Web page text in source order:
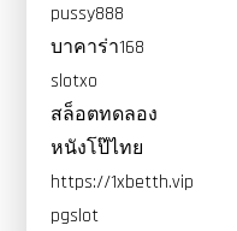
pussy888
บาคาร่า168
slotxo
สล็อตทดลอง
หนังโป๊ไทย
https://1xbetth.vip
pgslot